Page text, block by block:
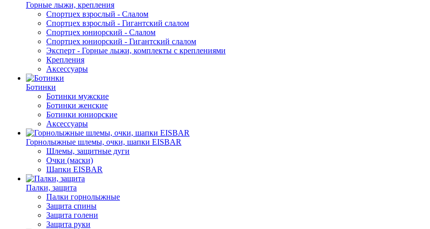
Горные лыжи, крепления
Спортцех взрослый - Слалом
Спортцех взрослый - Гигантский слалом
Спортцех юниорский - Слалом
Спортцех юниорский - Гигантский слалом
Эксперт - Горные лыжи, комплекты с креплениями
Крепления
Аксессуары
Ботинки
Ботинки мужские
Ботинки женские
Ботинки юниорские
Аксессуары
Горнолыжные шлемы, очки, шапки EISBAR
Шлемы, защитные дуги
Очки (маски)
Шапки EISBAR
Палки, защита
Палки горнолыжные
Защита спины
Защита голени
Защита руки